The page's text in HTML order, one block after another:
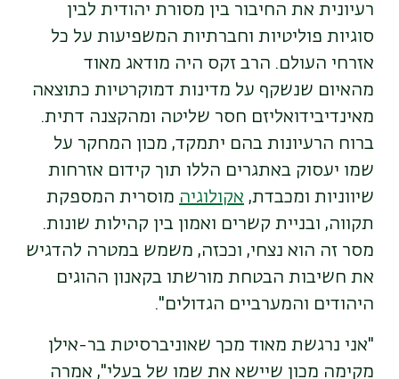
רעיונית את החיבור בין מסורת יהודית לבין
סוגיות פוליטיות וחברתיות המשפיעות על כל
אזרחי העולם. הרב זקס היה מודאג מאוד
מהאיום שנשקף על מדינות דמוקרטיות כתוצאה
מאינדיבידואליזם חסר שליטה ומהקצנה דתית.
ברוח הרעיונות בהם יתמקד, מכון המחקר על
שמו יעסוק באתגרים הללו תוך קידום אזרחות
שיווניות ומכבדת, אקולוגיה מוסרית המספקת
תקווה, ובניית קשרים ואמון בין קהילות שונות.
מסר זה הוא נצחי, וככזה, משמש במטרה להדגיש
את חשיבות הבטחת מורשתו בקאנון ההוגים
היהודים והמערביים הגדולים".
"אני נרגשת מאוד מכך שאוניברסיטת בר-אילן
מקימה מכון שיישא את שמו של בעלי", אמרה